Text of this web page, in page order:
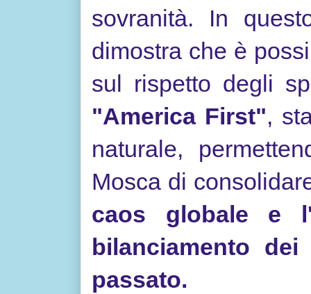
sovranità. In
dimostra che è
sul rispetto degli
"America First",
naturale,
Mosca di
caos globale e
bilanciamento
passato.